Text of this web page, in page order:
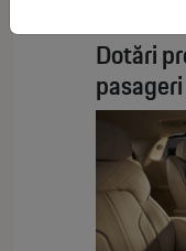
Dotări
pasageri